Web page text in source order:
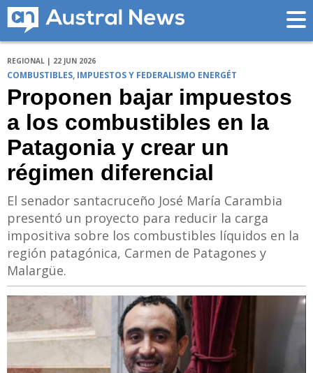
REGIONAL | 22 JUN 2026
COMBUSTIBLES, IMPUESTOS Y FEDERALISMO ENERGÉT
Proponen bajar impuestos
a los combustibles en la
Patagonia y crear un
régimen diferencial
El senador santacruceño José María Carambia
presentó un proyecto para reducir la carga
impositiva sobre los combustibles líquidos en la
región patagónica, Carmen de Patagones y
Malargüe.